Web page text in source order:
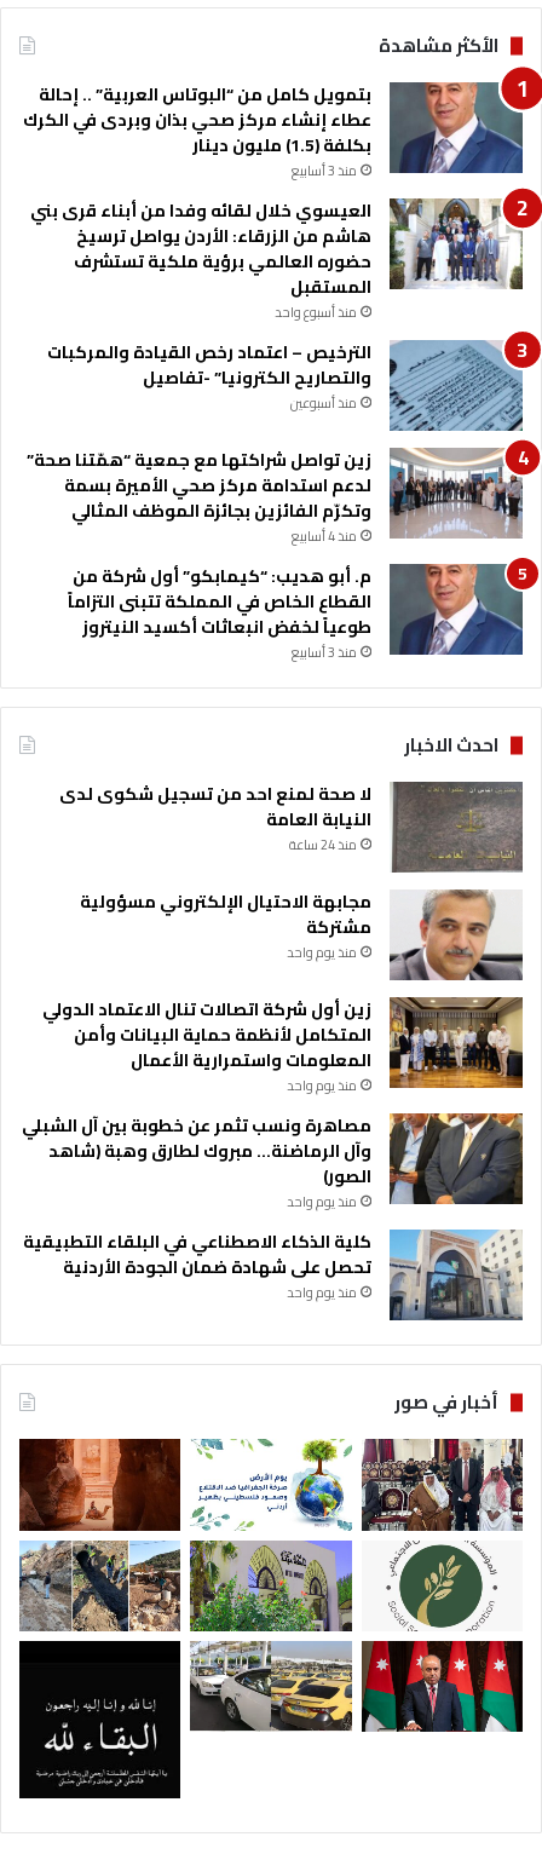
الأكثر مشاهدة
بتمويل كامل من “البوتاس العربية” .. إحالة
عطاء إنشاء مركز صحي بذان وبردى في الكرك
بكلفة (1.5) مليون دينار
منذ 3 أسابيع
العيسوي خلال لقائه وفدا من أبناء قرى بني
هاشم من الزرقاء: الأردن يواصل ترسيخ
حضوره العالمي برؤية ملكية تستشرف
المستقبل
منذ أسبوع واحد
الترخيص – اعتماد رخص القيادة والمركبات
والتصاريح الكترونيا” -تفاصيل
منذ أسبوعين
زين تواصل شراكتها مع جمعية “همّتنا صحة”
لدعم استدامة مركز صحي الأميرة بسمة
وتكرّم الفائزين بجائزة الموظف المثالي
منذ 4 أسابيع
م. أبو هديب: “كيمابكو” أول شركة من
القطاع الخاص في المملكة تتبنى التزاماً
طوعياً لخفض انبعاثات أكسيد النيتروز
منذ 3 أسابيع
احدث الاخبار
لا صحة لمنع احد من تسجيل شكوى لدى
النيابة العامة
منذ 24 ساعة
مجابهة الاحتيال الإلكتروني مسؤولية
مشتركة
منذ يوم واحد
زين أول شركة اتصالات تنال الاعتماد الدولي
المتكامل لأنظمة حماية البيانات وأمن
المعلومات واستمرارية الأعمال
منذ يوم واحد
مصاهرة ونسب تثمر عن خطوبة بين آل الشبلي
وآل الرماضنة… مبروك لطارق وهبة (شاهد
الصور)
منذ يوم واحد
كلية الذكاء الاصطناعي في البلقاء التطبيقية
تحصل على شهادة ضمان الجودة الأردنية
منذ يوم واحد
أخبار في صور